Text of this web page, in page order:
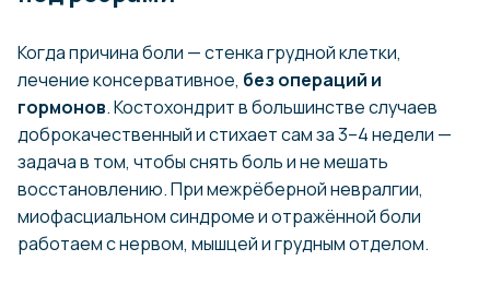
Когда причина боли — стенка грудной клетки,
лечение консервативное, без операций и
гормонов. Костохондрит в большинстве случаев
доброкачественный и стихает сам за 3–4 недели —
задача в том, чтобы снять боль и не мешать
восстановлению. При межрёберной невралгии,
миофасциальном синдроме и отражённой боли
работаем с нервом, мышцей и грудным отделом.